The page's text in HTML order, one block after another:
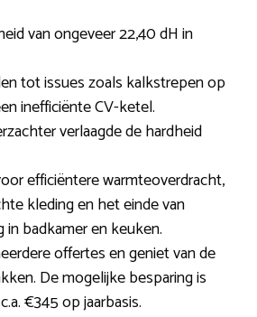
van ongeveer 22,40 dH in
tot issues zoals kalkstrepen op
inefficiënte CV-ketel.
verlaagde de hardheid
efficiëntere warmteoverdracht,
kleding en het einde van
in badkamer en keuken.
offertes en geniet van de
De mogelijke besparing is
€345 op jaarbasis.